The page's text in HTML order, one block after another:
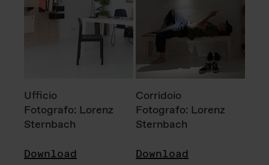
Ufficio
Fotografo: Lorenz
Sternbach
Download
Corridoio
Fotografo: Lorenz
Sternbach
Download